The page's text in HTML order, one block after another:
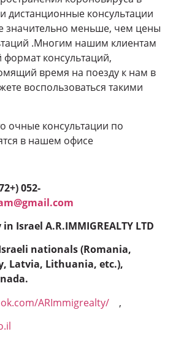
дистанционные консультации
значительно меньше, чем цены
.Многим нашим клиентам
консультаций,
время на поезду к нам в
воспользоваться такими
очные консультации по
в нашем офисе
052-
Israel A.R.IMMIGREALTY LTD
nationals (Romania,
Latvia, Lithuania, etc.),
ARImmigrealty/ ,